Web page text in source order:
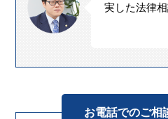
実した法律
お電話でのご相